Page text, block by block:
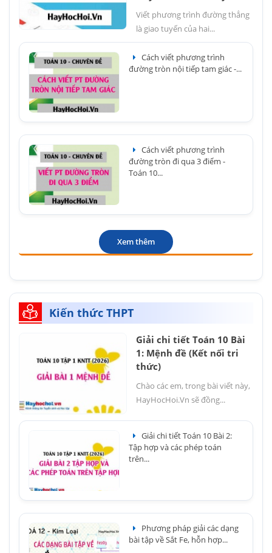
Viết phương trình đường thẳng
là giao tuyến của hai...
Cách viết phương trình
đường tròn nội tiếp tam giác -...
Cách viết phương trình
đường tròn đi qua 3 điểm -
Toán 10...
Xem thêm
Kiến thức THPT
Giải chi tiết Toán 10 Bài
1: Mệnh đề (Kết nối tri
thức)
Chào các em, trong bài viết này,
HayHocHoi.Vn sẽ đồng...
Giải chi tiết Toán 10 Bài 2:
Tập hợp và các phép toán
trên...
Phương pháp giải các dạng
bài tập về Sắt Fe, hỗn hợp...